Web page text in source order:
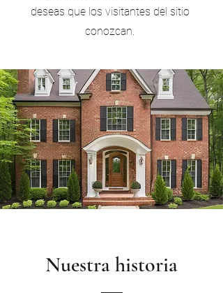
deseas que los visitantes del sitio
conozcan.
Nuestra historia